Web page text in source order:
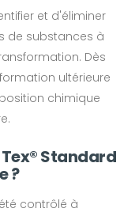
et d'éliminer
de substances à
Dès
ultérieure
chimique
Standard
?
été contrôlé à